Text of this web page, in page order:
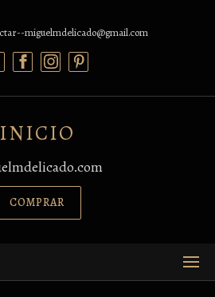
miguelmdelicado@gmail.com
INICIO
COMPRAR